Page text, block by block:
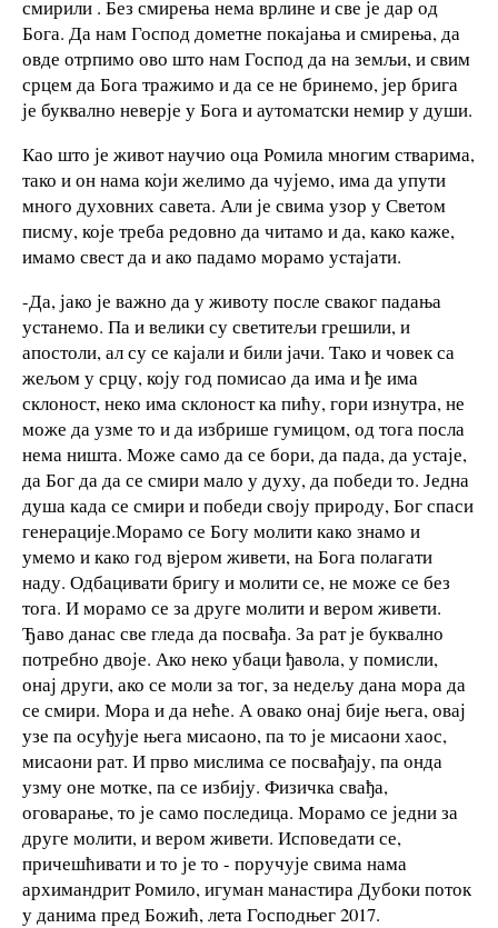
смирили . Без смирења нема врлине и све је дар од
Бога. Да нам Господ дометне покајања и смирења, да
овде отрпимо ово што нам Господ да на земљи, и свим
срцем да Бога тражимо и да се не бринемо, јер брига
је буквално неверје у Бога и аутоматски немир у души.
Као што је живот научио оца Ромила многим стварима,
тако и он нама који желимо да чујемо, има да упути
много духовних савета. Али је свима узор у Светом
писму, које треба редовно да читамо и да, како каже,
имамо свест да и ако падамо морамо устајати.
-Да, јако је важно да у животу после сваког падања
устанемо. Па и велики су светитељи грешили, и
апостоли, ал су се кајали и били јачи. Тако и човек са
жељом у срцу, коју год помисао да има и ђе има
склоност, неко има склоност ка пићу, гори изнутра, не
може да узме то и да избрише гумицом, од тога посла
нема ништа. Може само да се бори, да пада, да устаје,
да Бог да да се смири мало у духу, да победи то. Једна
душа када се смири и победи своју природу, Бог спаси
генерације.Морамо се Богу молити како знамо и
умемо и како год вјером живети, на Бога полагати
наду. Одбацивати бригу и молити се, не може се без
тога. И морамо се за друге молити и вером живети.
Ђаво данас све гледа да посвађа. За рат је буквално
потребно двоје. Ако неко убаци ђавола, у помисли,
онај други, ако се моли за тог, за недељу дана мора да
се смири. Мора и да неће. А овако онај бије њега, овај
узе па осуђује њега мисаоно, па то је мисаони хаос,
мисаони рат. И прво мислима се посвађају, па онда
узму оне мотке, па се избију. Физичка свађа,
оговарање, то је само последица. Морамо се једни за
друге молити, и вером живети. Исповедати се,
причешћивати и то је то - поручује свима нама
архимандрит Ромило, игуман манастира Дубоки поток
у данима пред Божић, лета Господњег 2017.